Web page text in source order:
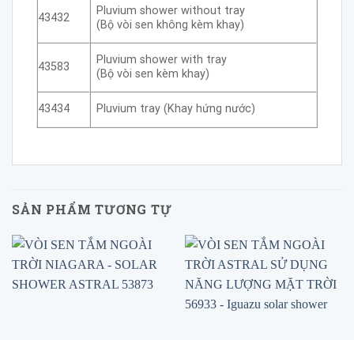
43432
Pluvium shower without tray
(Bộ vòi sen không kèm khay)
43583
Pluvium shower with tray
(Bộ vòi sen kèm khay)
43434 Pluvium tray (Khay hứng nước)
SẢN PHẨM TƯƠNG TỰ